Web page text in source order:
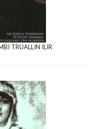
TRUALLIN ILIR